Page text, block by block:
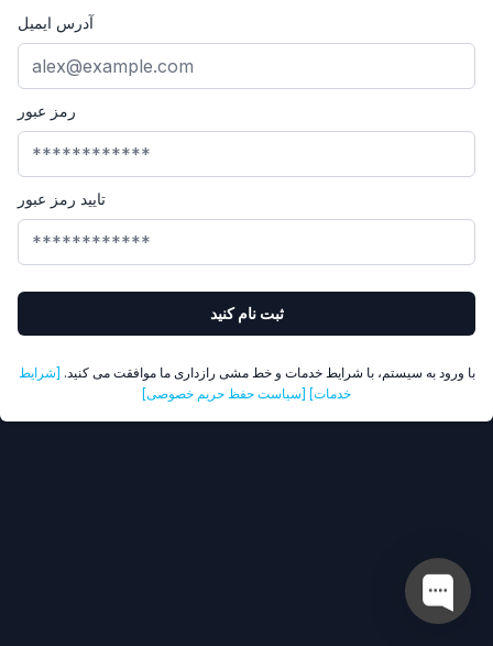
آدرس ایمیل
رمز عبور
تایید رمز عبور
ثبت نام کنید
با ورود به سیستم، با شرایط خدمات و خط مشی رازداری ما موافقت می کنید. [شرایط
خدمات] [سیاست حفظ حریم خصوصی]